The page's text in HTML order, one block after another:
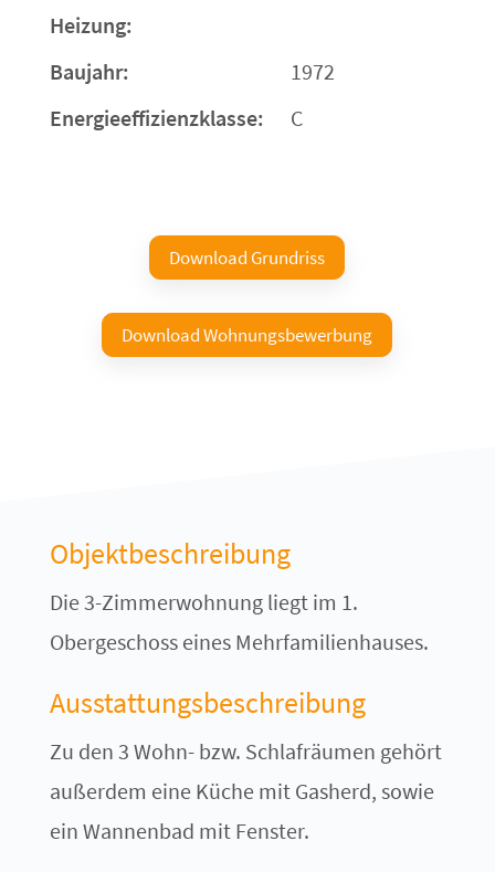
Heizung:
Baujahr:
1972
Energieeffizienzklasse:
C
Download Grundriss
Download Wohnungsbewerbung
Objektbeschreibung
Die 3-Zimmerwohnung liegt im 1.
Obergeschoss eines Mehrfamilienhauses.
Ausstattungsbeschreibung
Zu den 3 Wohn- bzw. Schlafräumen gehört
außerdem eine Küche mit Gasherd, sowie
ein Wannenbad mit Fenster.